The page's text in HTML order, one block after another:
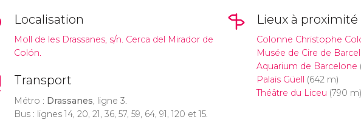
Localisation
Moll de les Drassanes, s/n. Cerca del Mirador de
Colón.
Transport
Métro : Drassanes, ligne 3.
Bus : lignes 14, 20, 21, 36, 57, 59, 64, 91, 120 et 15.
Lieux à proximité
Colonne Christophe
Musée de Cire de
Aquarium de Barcelone
Palais Güell
(642 m)
Théâtre du Liceu (790 m)